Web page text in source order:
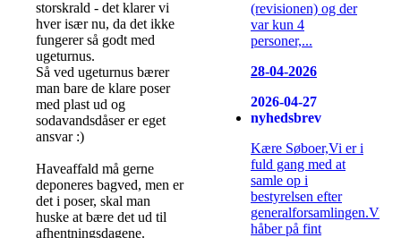
storskrald - det klarer vi
hver især nu, da det ikke
fungerer så godt med
ugeturnus.
Så ved ugeturnus bærer
man bare de klare poser
med plast ud og
sodavandsdåser er eget
ansvar :)
Haveaffald må gerne
deponeres bagved, men er
det i poser, skal man
huske at bære det ud til
afhentningsdagene.
(revisionen) og der
var kun 4
personer,...
28-04-2026
2026-04-27
nyhedsbrev
Kære Søboer,Vi er i
fuld gang med at
samle op i
bestyrelsen efter
generalforsamlingen.Vi
håber på fint